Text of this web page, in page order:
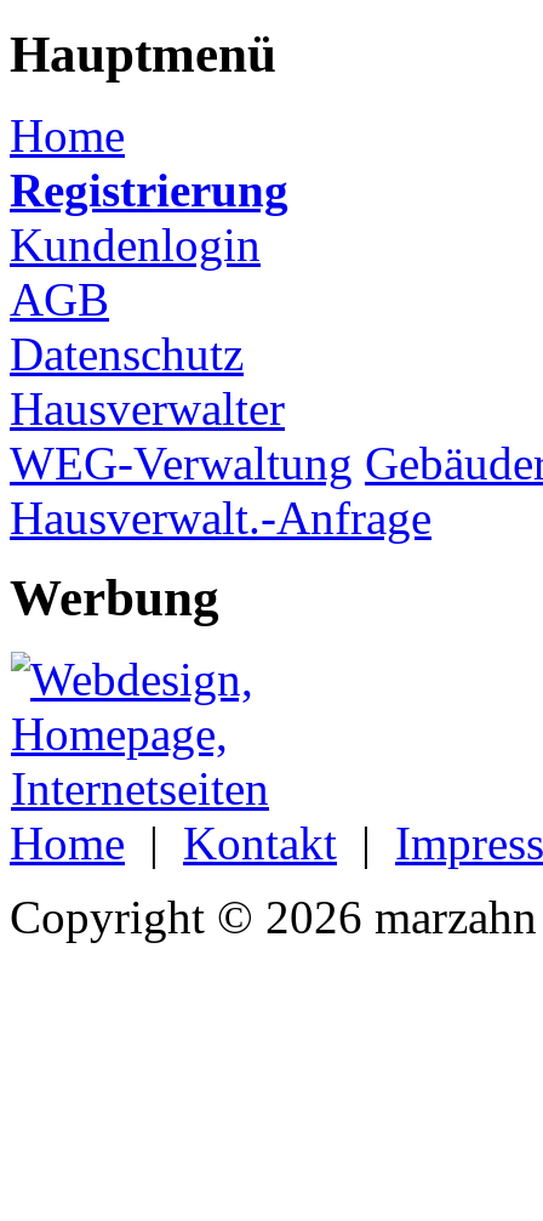
Hauptmenü
Home
Registrierung
Kundenlogin
AGB
Datenschutz
Hausverwalter
WEG-Verwaltung
Hausverwalt.-Anfrage
Werbung
Home | Kontakt |
Copyright © 2026